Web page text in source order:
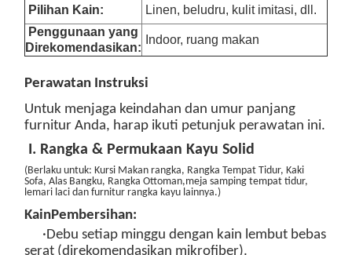
Pilihan Kain:
Linen, beludru, kulit imitasi, dll.
Penggunaan yang
Direkomendasikan:
Indoor, ruang makan
Perawatan Instruksi
Untuk menjaga keindahan dan umur panjang
furnitur Anda, harap ikuti petunjuk perawatan ini.
I. Rangka & Permukaan Kayu Solid
(Berlaku untuk: Kursi Makan rangka, Rangka Tempat Tidur, Kaki
Sofa, Alas Bangku, Rangka Ottoman,meja samping tempat tidur,
lemari laci dan furnitur rangka kayu lainnya.)
KainPembersihan:
·Debu setiap minggu dengan kain lembut bebas
serat (direkomendasikan mikrofiber).